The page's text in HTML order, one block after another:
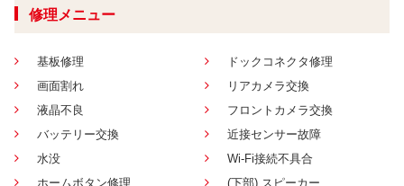
修理メニュー
基板修理
画面割れ
液晶不良
バッテリー交換
水没
ホームボタン修理
ドックコネクタ修理
リアカメラ交換
フロントカメラ交換
近接センサー故障
Wi-Fi接続不具合
(下部) スピーカー